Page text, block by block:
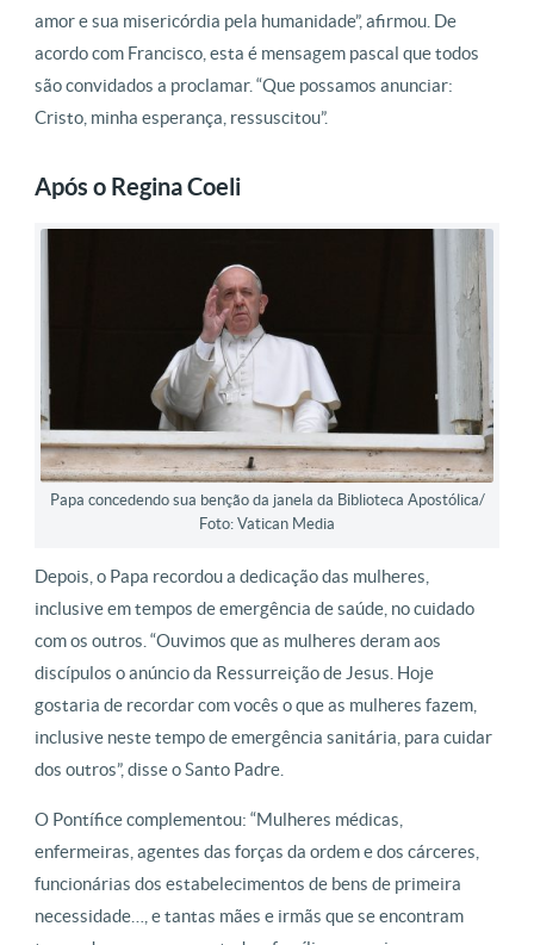
amor e sua misericórdia pela humanidade”, afirmou. De
acordo com Francisco, esta é mensagem pascal que todos
são convidados a proclamar. “Que possamos anunciar:
Cristo, minha esperança, ressuscitou”.
Após o Regina Coeli
Papa concedendo sua benção da janela da Biblioteca Apostólica/
Foto: Vatican Media
Depois, o Papa recordou a dedicação das mulheres,
inclusive em tempos de emergência de saúde, no cuidado
com os outros. “Ouvimos que as mulheres deram aos
discípulos o anúncio da Ressurreição de Jesus. Hoje
gostaria de recordar com vocês o que as mulheres fazem,
inclusive neste tempo de emergência sanitária, para cuidar
dos outros”, disse o Santo Padre.
O Pontífice complementou: “Mulheres médicas,
enfermeiras, agentes das forças da ordem e dos cárceres,
funcionárias dos estabelecimentos de bens de primeira
necessidade…, e tantas mães e irmãs que se encontram